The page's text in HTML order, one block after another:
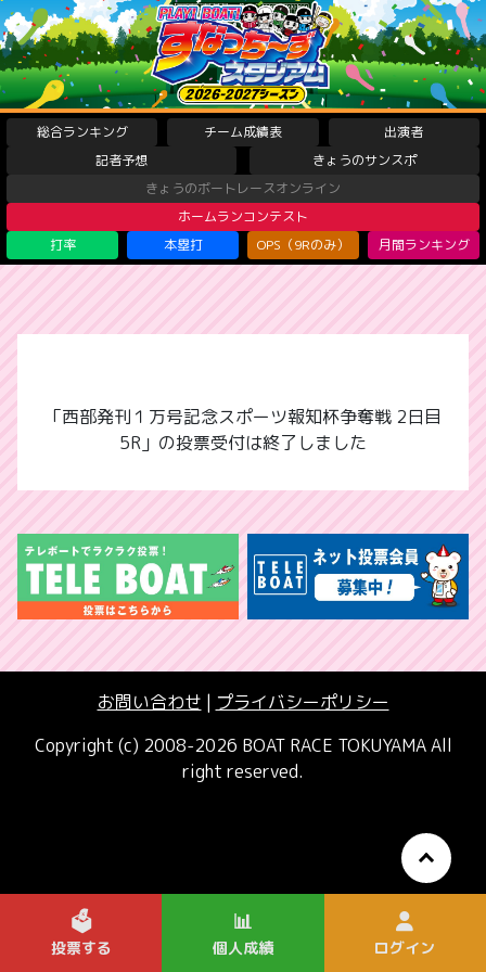
総合ランキング チーム成績表
出演者
記者予想
きょうのサンスポ
きょうのボートレースオンライン
ホームランコンテスト
打率
本塁打 OPS（9Rのみ） 月間ランキング
「西部発刊１万号記念スポーツ報知杯争奪戦 2日目
5R」の投票受付は終了しました
お問い合わせ | プライバシーポリシー
Copyright (c) 2008-2026 BOAT RACE TOKUYAMA All
right reserved.
🗳️
投票する
📊
個人成績 ログイン